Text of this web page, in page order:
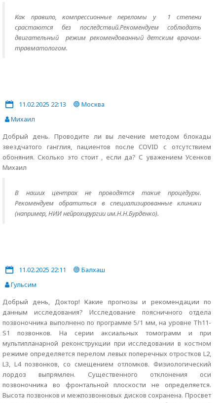
Как правило, компрессионные переломы у 1 степени
срастаются без последствий.Рекомендуем соблюдать
двигательный режим рекомендованный детским врачом-
травматологом.
11.02.2025 22:13
Москва
Михаил
Добрый день. Проводите ли вы лечение методом блокады
звездчатого ганглия, пациентов после COVID с отсутствием
обоняния. Сколько это стоит , если да? С уважением Усенков
Михаил
В наших центрах не проводятся такие процедуры.
Рекомендуем обратиться в специализированные клиники
(например, НИИ нейрохирургии им.Н.Н.Бурденко).
11.02.2025 22:11
Балхаш
Гульсим
Добрый день, Доктор! Какие прогнозы и рекомендации по
данным исследования? Исследование поясничного отдела
позвоночника выполнено по программе 5/1 мм, на уровне Th11-
S1 позвонков. На серии аксиальных томограмм и при
мультипланарной реконструкции при исследовании в костном
режиме определяется перелом левых поперечных отростков L2,
L3, L4 позвонков, со смещением отломков. Физиологический
лордоз выпрямлен. Существенного отклонения оси
позвоночника во фронтальной плоскости не определяется.
Высота позвонков и межпозвонковых дисков сохранена. Просвет